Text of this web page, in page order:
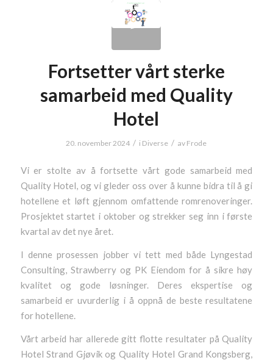
Fortsetter vårt sterke
samarbeid med Quality
Hotel
20. november 2024 / i Diverse / av Frode
Vi er stolte av å fortsette vårt gode samarbeid med
Quality Hotel, og vi gleder oss over å kunne bidra til å gi
hotellene et løft gjennom omfattende romrenoveringer.
Prosjektet startet i oktober og strekker seg inn i første
kvartal av det nye året.
I denne prosessen jobber vi tett med både Lyngestad
Consulting, Strawberry og PK Eiendom for å sikre høy
kvalitet og gode løsninger. Deres ekspertise og
samarbeid er uvurderlig i å oppnå de beste resultatene
for hotellene.
Vårt arbeid har allerede gitt flotte resultater på Quality
Hotel Strand Gjøvik og Quality Hotel Grand Kongsberg,